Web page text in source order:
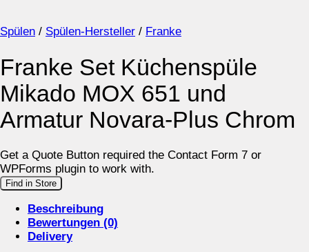
Spülen / Spülen-Hersteller / Franke
Franke Set Küchenspüle
Mikado MOX 651 und
Armatur Novara-Plus Chrom
Get a Quote Button required the Contact Form 7 or
WPForms plugin to work with.
Find in Store
Beschreibung
Bewertungen (0)
Delivery